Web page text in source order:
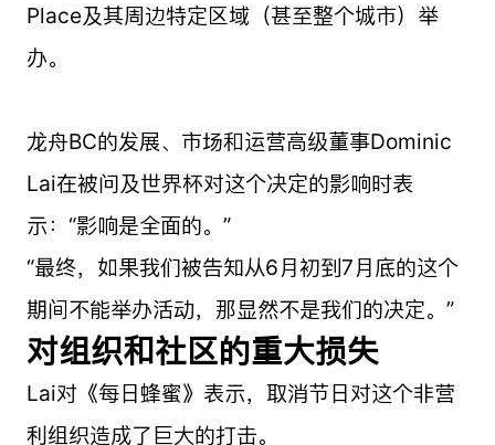
Place及其周边特定区域（甚至整个城市）举
办。
龙舟BC的发展、市场和运营高级董事Dominic
Lai在被问及世界杯对这个决定的影响时表
示：“影响是全面的。”
“最终，如果我们被告知从6月初到7月底的这个
期间不能举办活动，那显然不是我们的决定。”
对组织和社区的重大损失
Lai对《每日蜂蜜》表示，取消节日对这个非营
利组织造成了巨大的打击。